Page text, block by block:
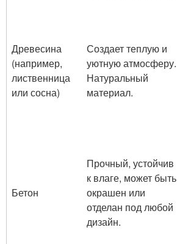
Древесина
(например,
лиственница
или сосна)
Создает теплую и
уютную атмосферу.
Натуральный
материал.
Бетон
Прочный, устойчив
к влаге, может быть
окрашен или
отделан под любой
дизайн.